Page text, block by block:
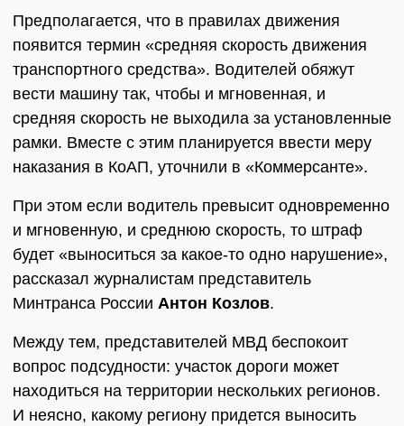
Предполагается, что в правилах движения
появится термин «средняя скорость движения
транспортного средства». Водителей обяжут
вести машину так, чтобы и мгновенная, и
средняя скорость не выходила за установленные
рамки. Вместе с этим планируется ввести меру
наказания в КоАП, уточнили в «Коммерсанте».
При этом если водитель превысит одновременно
и мгновенную, и среднюю скорость, то штраф
будет «выноситься за какое-то одно нарушение»,
рассказал журналистам представитель
Минтранса России Антон Козлов.
Между тем, представителей МВД беспокоит
вопрос подсудности: участок дороги может
находиться на территории нескольких регионов.
И неясно, какому региону придется выносить